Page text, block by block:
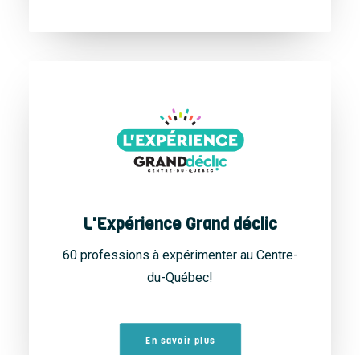
L'Expérience Grand déclic
60 professions à expérimenter au Centre-
du-Québec!
En savoir plus